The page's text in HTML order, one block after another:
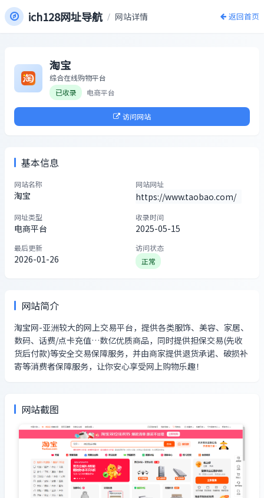
ich128网址导航 / 网站详情 返回首页
淘宝
综合在线购物平台
已收录
电商平台
访问网站
基本信息
网站名称
淘宝
网站网址
https://www.taobao.com/
网址类型
电商平台
收录时间
2025-05-15
最后更新
2026-01-26
访问状态
正常
网站简介
淘宝网-亚洲较大的网上交易平台，提供各类服饰、美容、家居、
数码、话费/点卡充值…数亿优质商品，同时提供担保交易(先收
货后付款)等安全交易保障服务，并由商家提供退货承诺、破损补
寄等消费者保障服务，让你安心享受网上购物乐趣！
网站截图